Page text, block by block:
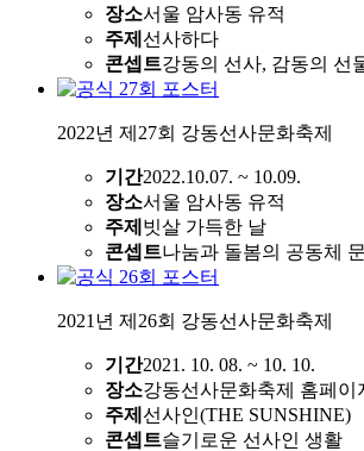
장소서울 암사동 유적
주제 선사하다
콘셉트강동의 선사, 감동의 선
2022년 제27회 강동선사문화축제
기간2022.10.07. ~ 10.09.
장소서울 암사동 유적
주제 빗살 가득한 날
콘셉트나눔과 돌봄의 공동체
2021년 제26회 강동선사문화축제
기간2021. 10. 08. ~ 10. 10.
장소강동선사문화축제 홈페이
주제 선사인(THE SUNSHINE)
콘셉트슬기로운 선사인 생활